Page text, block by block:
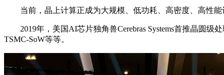
当前，晶上计算正成为大规模、低功耗、高密度、高性
2019年，美国AI芯片独角兽Cerebras Systems首推晶圆级
TSMC-SoW等等。